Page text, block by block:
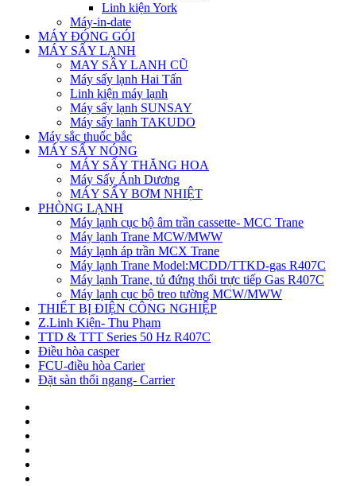
Linh kiện York
Máy-in-date
MÁY ĐÓNG GÓI
MÁY SẤY LẠNH
MAY SÂY LANH CŨ
Máy sấy lạnh Hai Tấn
Linh kiện máy lạnh
Máy sấy lạnh SUNSAY
Máy sấy lanh TAKUDO
Máy sắc thuốc bắc
MÁY SẤY NÓNG
MÁY SẤY THĂNG HOA
Máy Sấy Ánh Dương
MÁY SẤY BƠM NHIỆT
PHÒNG LẠNH
Máy lạnh cục bộ âm trần cassette- MCC Trane
Máy lạnh Trane MCW/MWW
Máy lạnh áp trần MCX Trane
Máy lạnh Trane Model:MCDD/TTKD-gas R407C
Máy lạnh Trane, tủ đứng thổi trực tiếp Gas R407C
Máy lạnh cục bộ treo tường MCW/MWW
THIẾT BỊ ĐIỆN CÔNG NGHIỆP
Z.Linh Kiện- Thu Phạm
TTD & TTT Series 50 Hz R407C
Điều hòa casper
FCU-điều hòa Carier
Đặt sàn thổi ngang- Carrier